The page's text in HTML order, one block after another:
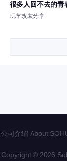
很多人回不去的青
玩车改装分享
公司介绍 About
Copyright © 2026